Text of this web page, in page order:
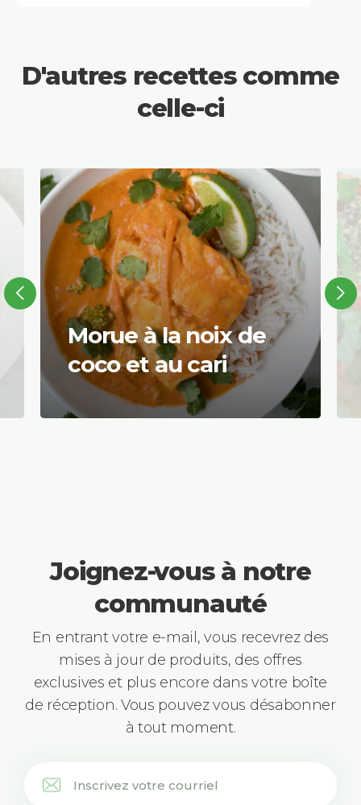
D'autres recettes comme
celle-ci
Morue à la noix de
coco et au cari
Joignez-vous à notre
communauté
En entrant votre e-mail, vous recevrez des
mises à jour de produits, des offres
exclusives et plus encore dans votre boîte
de réception. Vous pouvez vous désabonner
à tout moment.